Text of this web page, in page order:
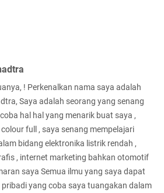
! Perkenalkan nama saya adalah
Saya adalah seorang yang senang
hal hal yang menarik buat saya ,
full , saya senang mempelajari
bidang elektronika listrik rendah ,
, internet marketing bahkan otomotif
saya Semua ilmu yang saya dapat
yang coba saya tuangakan dalam